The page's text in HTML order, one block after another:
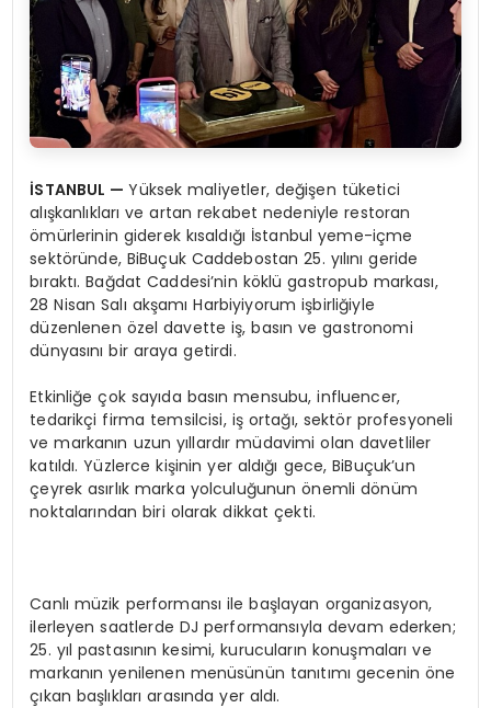
İSTANBUL —Yüksek maliyetler, değişen tüketici
alışkanlıkları ve artan rekabet nedeniyle restoran
ömürlerinin giderek kısaldığı İstanbul yeme-içme
sektöründe, BiBuçuk Caddebostan 25. yılını geride
bıraktı. Bağdat Caddesi’nin köklü gastropub markası,
28 Nisan Salı akşamı Harbiyiyorum işbirliğiyle
düzenlenen özel davette iş, basın ve gastronomi
dünyasını bir araya getirdi.
Etkinliğe çok sayıda basın mensubu, influencer,
tedarikçi firma temsilcisi, iş ortağı, sektör profesyoneli
ve markanın uzun yıllardır müdavimi olan davetliler
katıldı. Yüzlerce kişinin yer aldığı gece, BiBuçuk’un
çeyrek asırlık marka yolculuğunun önemli dönüm
noktalarından biri olarak dikkat çekti.
Canlı müzik performansı ile başlayan organizasyon,
ilerleyen saatlerde DJ performansıyla devam ederken;
25. yıl pastasının kesimi, kurucuların konuşmaları ve
markanın yenilenen menüsünün tanıtımı gecenin öne
çıkan başlıkları arasında yer aldı.